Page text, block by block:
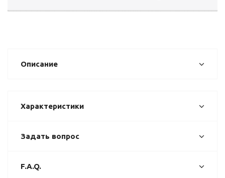
Описание
Характеристики
Задать вопрос
F.A.Q.